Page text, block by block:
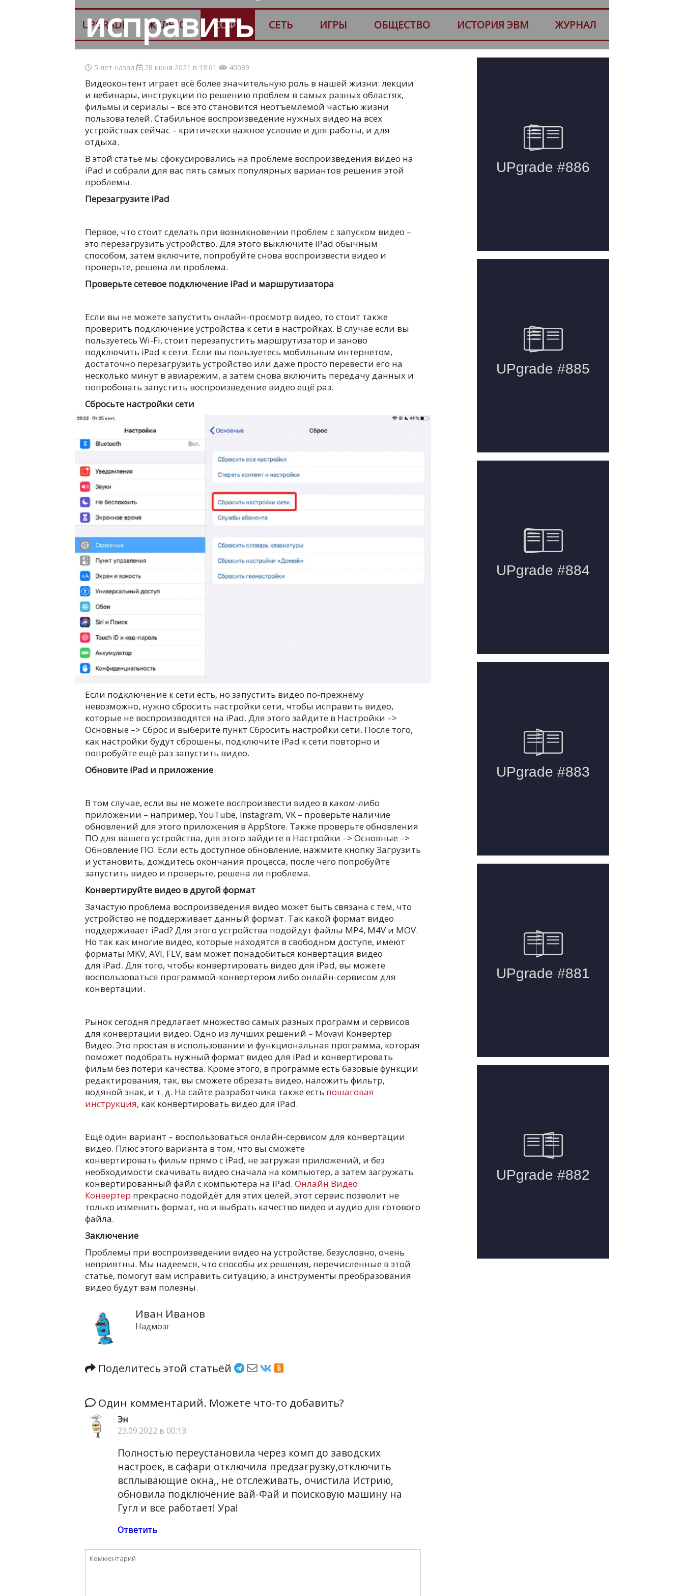
UPGRADE ЖЕЛЕЗО СОФТ СЕТЬ ИГРЫ ОБЩЕСТВО ИСТОРИЯ ЭВМ ЖУРНАЛ
исправить
5 лет назад 28 июня 2021 в 18:01 40089
Видеоконтент играет всё более значительную роль в нашей жизни: лекции
и вебинары, инструкции по решению проблем в самых разных областях,
фильмы и сериалы – всё это становится неотъемлемой частью жизни
пользователей. Стабильное воспроизведение нужных видео на всех
устройствах сейчас – критически важное условие и для работы, и для
отдыха.
В этой статье мы сфокусировались на проблеме воспроизведения видео на
iPad и собрали для вас пять самых популярных вариантов решения этой
проблемы.
Перезагрузите iPad
Первое, что стоит сделать при возникновении проблем с запуском видео –
это перезагрузить устройство. Для этого выключите iPad обычным
способом, затем включите, попробуйте снова воспроизвести видео и
проверьте, решена ли проблема.
Проверьте сетевое подключение iPad и маршрутизатора
Если вы не можете запустить онлайн-просмотр видео, то стоит также
проверить подключение устройства к сети в настройках. В случае если вы
пользуетесь Wi-Fi, стоит перезапустить маршрутизатор и заново
подключить iPad к сети. Если вы пользуетесь мобильным интернетом,
достаточно перезагрузить устройство или даже просто перевести его на
несколько минут в авиарежим, а затем снова включить передачу данных и
попробовать запустить воспроизведение видео ещё раз.
Сбросьте настройки сети
Если подключение к сети есть, но запустить видео по-прежнему
невозможно, нужно сбросить настройки сети, чтобы исправить видео,
которые не воспроизводятся на iPad. Для этого зайдите в Настройки –>
Основные –> Сброс и выберите пункт Сбросить настройки сети. После того,
как настройки будут сброшены, подключите iPad к сети повторно и
попробуйте ещё раз запустить видео.
Обновите iPad и приложение
В том случае, если вы не можете воспроизвести видео в каком-либо
приложении – например, YouTube, Instagram, VK – проверьте наличие
обновлений для этого приложения в AppStore. Также проверьте обновления
ПО для вашего устройства, для этого зайдите в Настройки –> Основные –>
Обновление ПО. Если есть доступное обновление, нажмите кнопку Загрузить
и установить, дождитесь окончания процесса, после чего попробуйте
запустить видео и проверьте, решена ли проблема.
Конвертируйте видео в другой формат
Зачастую проблема воспроизведения видео может быть связана с тем, что
устройство не поддерживает данный формат. Так какой формат видео
поддерживает iPad? Для этого устройства подойдут файлы MP4, M4V и MOV.
Но так как многие видео, которые находятся в свободном доступе, имеют
форматы MKV, AVI, FLV, вам может понадобиться конвертация видео
для iPad. Для того, чтобы конвертировать видео для iPad, вы можете
воспользоваться программой-конвертером либо онлайн-сервисом для
конвертации.
Рынок сегодня предлагает множество самых разных программ и сервисов
для конвертации видео. Одно из лучших решений – Movavi Конвертер
Видео. Это простая в использовании и функциональная программа, которая
поможет подобрать нужный формат видео для iPad и конвертировать
фильм без потери качества. Кроме этого, в программе есть базовые функции
редактирования, так, вы сможете обрезать видео, наложить фильтр,
водяной знак, и т. д. На сайте разработчика также есть пошаговая
инструкция, как конвертировать видео для iPad.
Ещё один вариант – воспользоваться онлайн-сервисом для конвертации
видео. Плюс этого варианта в том, что вы сможете
конвертировать фильм прямо с iPad, не загружая приложений, и без
необходимости скачивать видео сначала на компьютер, а затем загружать
конвертированный файл с компьютера на iPad. Онлайн Видео
Конвертер прекрасно подойдёт для этих целей, этот сервис позволит не
только изменить формат, но и выбрать качество видео и аудио для готового
файла.
Заключение
Проблемы при воспроизведении видео на устройстве, безусловно, очень
неприятны. Мы надеемся, что способы их решения, перечисленные в этой
статье, помогут вам исправить ситуацию, а инструменты преобразования
видео будут вам полезны.
Иван Иванов
Надмозг
Поделитесь этой статьёй
Один комментарий. Можете что-то добавить?
Эн
23.09.2022 в 00:13
Полностью переустановила через комп до заводских
настроек, в сафари отключила предзагрузку,отключить
всплывающие окна,, не отслеживать, очистила Истрию,
обновила подключение вай-Фай и поисковую машину на
Гугл и все работает! Ура!
Ответить